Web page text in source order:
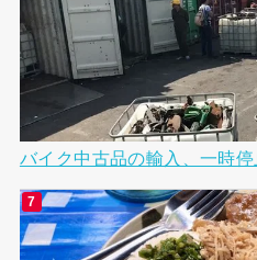
バイク中古品の輸入、一時停